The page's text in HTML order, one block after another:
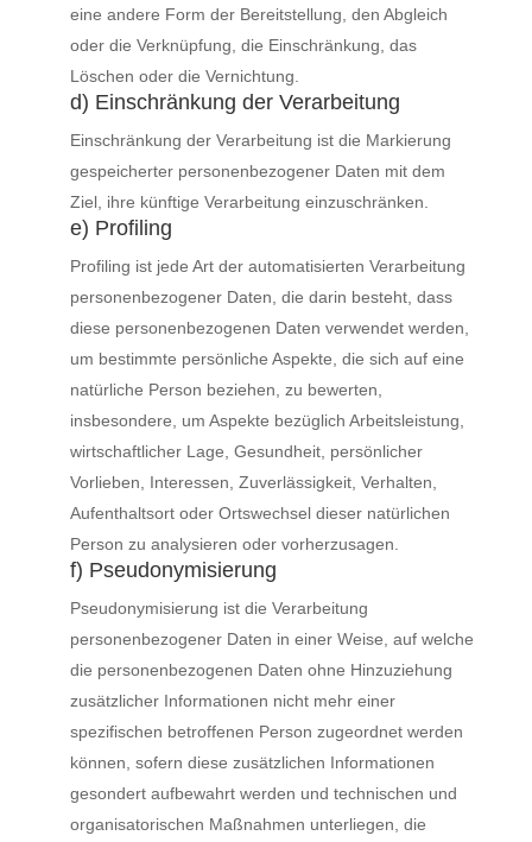
eine andere Form der Bereitstellung, den Abgleich
oder die Verknüpfung, die Einschränkung, das
Löschen oder die Vernichtung.
d) Einschränkung der Verarbeitung
Einschränkung der Verarbeitung ist die Markierung
gespeicherter personenbezogener Daten mit dem
Ziel, ihre künftige Verarbeitung einzuschränken.
e) Profiling
Profiling ist jede Art der automatisierten Verarbeitung
personenbezogener Daten, die darin besteht, dass
diese personenbezogenen Daten verwendet werden,
um bestimmte persönliche Aspekte, die sich auf eine
natürliche Person beziehen, zu bewerten,
insbesondere, um Aspekte bezüglich Arbeitsleistung,
wirtschaftlicher Lage, Gesundheit, persönlicher
Vorlieben, Interessen, Zuverlässigkeit, Verhalten,
Aufenthaltsort oder Ortswechsel dieser natürlichen
Person zu analysieren oder vorherzusagen.
f) Pseudonymisierung
Pseudonymisierung ist die Verarbeitung
personenbezogener Daten in einer Weise, auf welche
die personenbezogenen Daten ohne Hinzuziehung
zusätzlicher Informationen nicht mehr einer
spezifischen betroffenen Person zugeordnet werden
können, sofern diese zusätzlichen Informationen
gesondert aufbewahrt werden und technischen und
organisatorischen Maßnahmen unterliegen, die